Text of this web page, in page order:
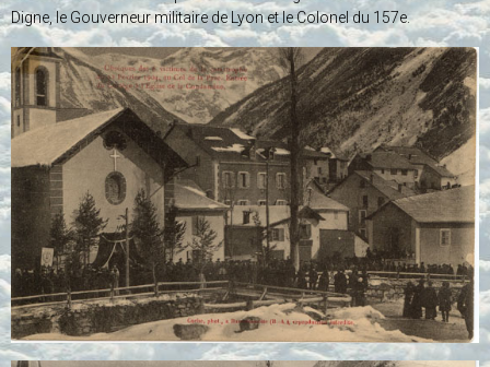
Digne, le Gouverneur militaire de Lyon et le Colonel du 157e.